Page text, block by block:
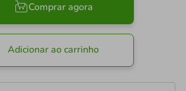
Comprar agora
Adicionar ao carrinho